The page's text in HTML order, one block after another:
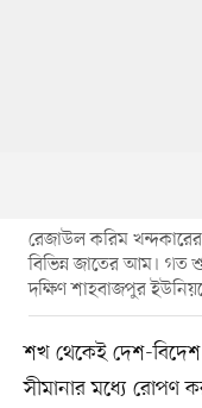
রেজাউল করিম
বিভিন্ন জাতের আম। গত
দক্ষিণ শাহবাজপুর
শখ থেকেই দেশ-বিদেশ
সীমানার মধ্যে